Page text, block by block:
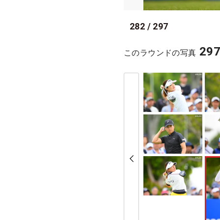
282 / 297
このラウンドの写真